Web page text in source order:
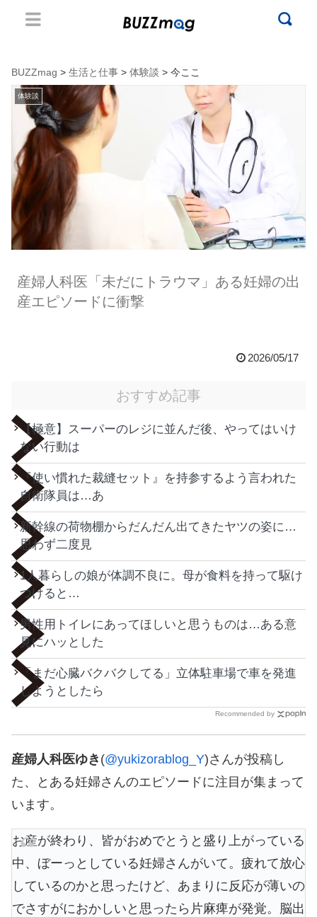
BUZZmag > 生活と仕事 > 体験談 > 今ここ
体験談
産婦人科医「未だにトラウマ」ある妊婦の出
産エピソードに衝撃
2026/05/17
おすすめ記事
【極意】スーパーのレジに並んだ後、やってはいけ
ない行動は
『使い慣れた裁縫セット』を持参するよう言われた
自衛隊員は…あ
新幹線の荷物棚からだんだん出てきたヤツの姿に…
思わず二度見
1人暮らしの娘が体調不良に。母が食料を持って駆け
つけると…
男性用トイレにあってほしいと思うものは…ある意
見にハッとした
「まだ心臓バクバクしてる」立体駐車場で車を発進
しようとしたら
Recommended by
産婦人科医ゆき (@yukizorablog_Y)さんが投稿し
た、とある妊婦さんのエピソードに注目が集まって
います。
お産が終わり、皆がおめでとうと盛り上がっている
中、ぼーっとしている妊婦さんがいて。疲れて放心
しているのかと思ったけど、あまりに反応が薄いの
でさすがにおかしいと思ったら片麻痺が発覚。脳出